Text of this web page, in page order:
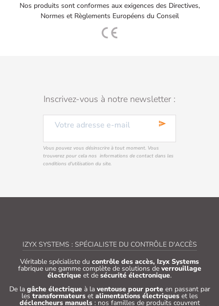
Nos produits sont conformes aux exigences des Directives,
Normes et Règlements Européens du Conseil
Inscrivez-vous à notre newsletter :
send
Vous pouvez vous désinscrire à tout moment. Vous
trouverez pour cela nos informations de contact dans les
conditions d'utilisation du site.
IZYX SYSTEMS : SPÉCIALISTE DU CONTRÔLE D'ACCÈS
Véritable spécialiste du contrôle des accès, Izyx Systems
fabrique une gamme complète de solutions de verrouillage
électrique et de sécurité électronique.
De la gâche électriqueà la ventouse pour porteen passant par
les transformateurset alimentations électriqueset les
déclencheurs manuels: nos familles de produits couvrent